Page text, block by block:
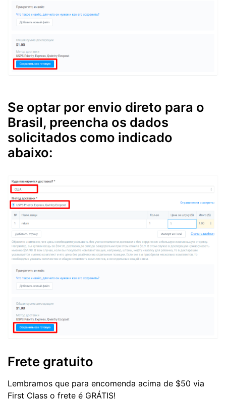
Se optar por envio direto para o
Brasil, preencha os dados
solicitados como indicado
abaixo:
Frete gratuito
Lembramos que para encomenda acima de $50 via
First Class o frete é GRÁTIS!